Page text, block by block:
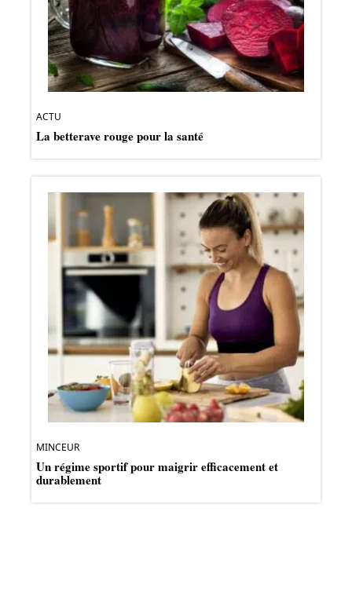
ACTU
La betterave rouge pour la santé
MINCEUR
Un régime sportif pour maigrir efficacement et
durablement